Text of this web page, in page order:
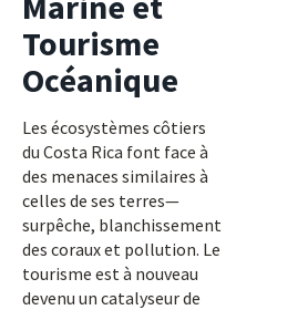
Tourisme
Océanique
Les écosystèmes côtiers
du Costa Rica font face à
des menaces similaires à
celles de ses terres—
surpêche, blanchissement
des coraux et pollution. Le
tourisme est à nouveau
devenu un catalyseur de